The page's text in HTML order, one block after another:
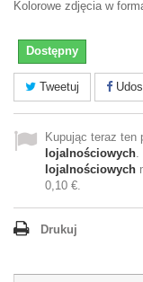
Kolorowe zdjęcia w
Dostępny
Tweetuj
Kupując teraz ten
lojalnościowych.
lojalnościowych
0,10 €.
Drukuj